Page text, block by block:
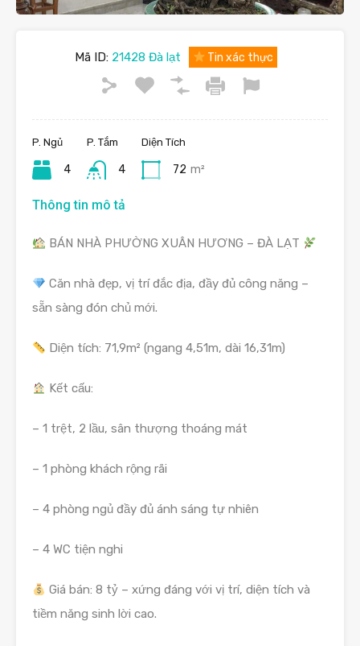
Mã ID:21428 Đà lạt Tin xác thực
P. Ngủ
4
P. Tắm
4
Diện Tích
72 m²
Thông tin mô tả
BÁN NHÀ PHƯỜNG XUÂN HƯƠNG – ĐÀ LẠT
Căn nhà đẹp, vị trí đắc địa, đầy đủ công năng –
sẵn sàng đón chủ mới.
Diện tích: 71,9m² (ngang 4,51m, dài 16,31m)
Kết cấu:
– 1 trệt, 2 lầu, sân thượng thoáng mát
– 1 phòng khách rộng rãi
– 4 phòng ngủ đầy đủ ánh sáng tự nhiên
– 4 WC tiện nghi
Giá bán: 8 tỷ – xứng đáng với vị trí, diện tích và
tiềm năng sinh lời cao.